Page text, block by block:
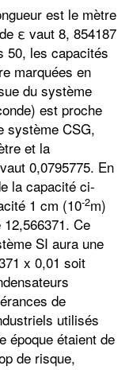
est le mètre
ε vaut 8, 854187
50, les capacités
marquées en
du système
est proche
système CSG,
et la
0,0795775. En
la capacité ci-
1 cm (10-2m)
Ce
SI aura une
x 0,01 soit
de
utilisés
époque étaient de
de risque,